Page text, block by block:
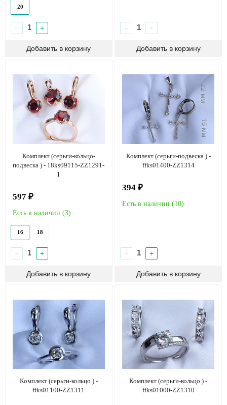
20
− + − +
Комплект (серьги-кольцо-
подвеска ) - 18ks09115-ZZ1291-
1
597 ₽
Есть в наличии (3)
16 18
− +
Комплект (серьги-подвеска ) -
ffks01400-ZZ1314
394 ₽
Есть в наличии (10)
− +
Комплект (серьги-кольцо ) -
ffks01100-ZZ1311
Комплект (серьги-кольцо ) -
ffks01000-ZZ1310